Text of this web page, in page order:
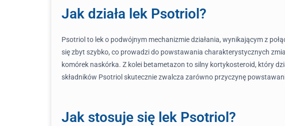
Jak działa lek Psotriol?
Psotriol to lek o podwójnym mechanizmie działania, wynikającym z
się zbyt szybko, co prowadzi do powstawania charakterystycznych
komórek naskórka. Z kolei betametazon to silny kortykosteroid, który
składników Psotriol skutecznie zwalcza zarówno przyczynę
Jak stosuje się lek Psotriol?